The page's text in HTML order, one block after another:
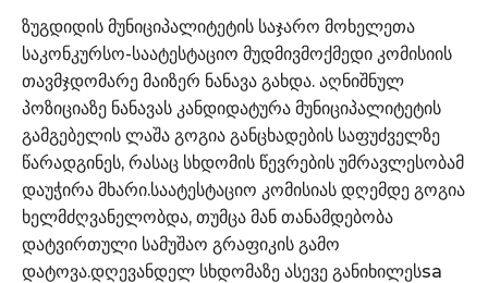
ზუგდიდის მუნიციპალიტეტის საჯარო მოხელეთა
საკონკურსო-საატესტაციო მუდმივმოქმედი კომისიის
თავმჯდომარე მაიზერ ნანავა გახდა. აღნიშნულ
პოზიციაზე ნანავას კანდიდატურა მუნიციპალიტეტის
გამგებელის ლაშა გოგია განცხადების საფუძველზე
წარადგინეს, რასაც სხდომის წევრების უმრავლესობამ
დაუჭირა მხარი.საატესტაციო კომისიას დღემდე გოგია
ხელმძღვანელობდა, თუმცა მან თანამდებობა
დატვირთული სამუშაო გრაფიკის გამო
დატოვა.დღევანდელ სხდომაზე ასევე განიხილესsa